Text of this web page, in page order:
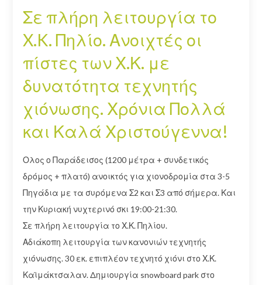
Σε πλήρη λειτουργία το
X.K. Πηλίο. Ανοιχτές οι
πίστες των Χ.Κ. με
δυνατότητα τεχνητής
χιόνωσης. Χρόνια Πολλά
και Καλά Χριστούγεννα!
Ολος ο Παράδεισος (1200 μέτρα + συνδετικός
δρόμος + πλατό) ανοικτός για χιονοδρομία στα 3-5
Πηγάδια με τα συρόμενα Σ2 και Σ3 από σήμερα. Και
την Κυριακή νυχτερινό σκι 19:00-21:30.
Σε πλήρη λειτουργία το Χ.Κ. Πηλίου.
Αδιάκοπη λειτουργία των κανονιών τεχνητής
χιόνωσης. 30 εκ. επιπλέον τεχνητό χιόνι στο Χ.Κ.
Καϊμάκτσαλαν. Δημιουργία snowboard park στο